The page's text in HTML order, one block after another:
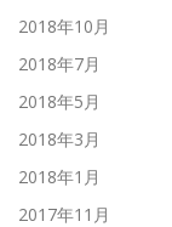
2018年10月
2018年7月
2018年5月
2018年3月
2018年1月
2017年11月